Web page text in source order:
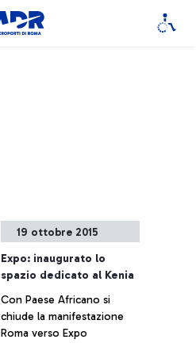
19 ottobre 2015
Expo: inaugurato lo
spazio dedicato al Kenia
Con Paese Africano si
chiude la manifestazione
Roma verso Expo